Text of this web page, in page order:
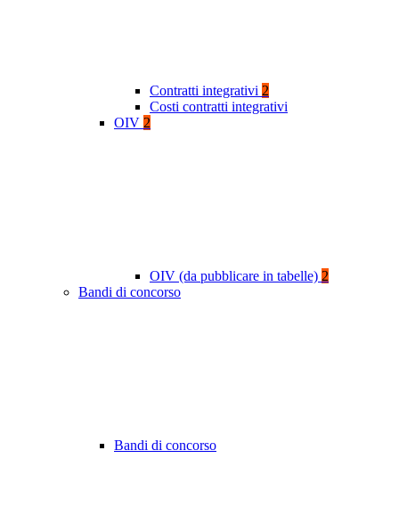
Contratti integrativi 2
Costi contratti integrativi
OIV 2
OIV (da pubblicare in tabelle) 2
Bandi di concorso
Bandi di concorso